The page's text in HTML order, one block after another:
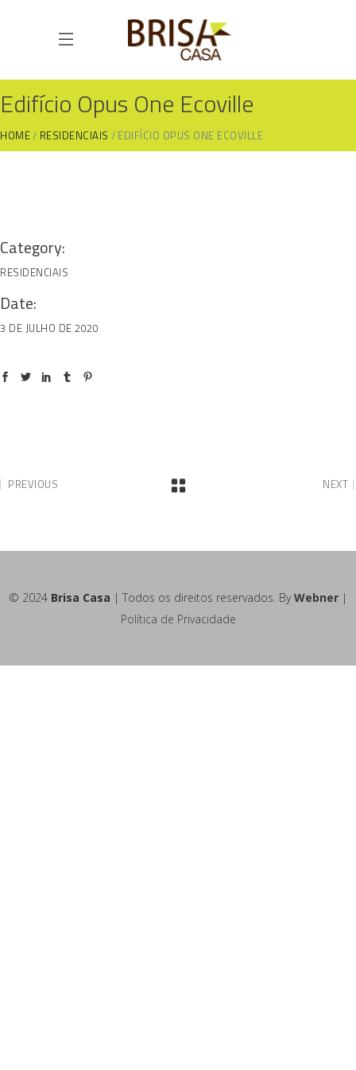
Edifício Opus One Ecoville
HOME RESIDENCIAIS EDIFÍCIO OPUS ONE ECOVILLE
Category:
RESIDENCIAIS
Date:
3 DE JULHO DE 2020
PREVIOUS NEXT
© 2024 Brisa Casa | Todos os direitos reservados. ByWebner |
Política de Privacidade